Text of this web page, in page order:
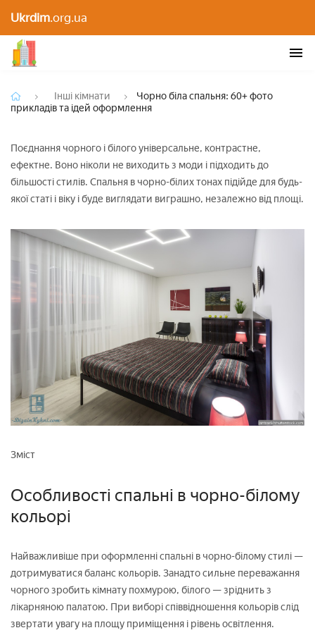
Ukrdim.org.ua
оформлення
Інші кімнати
Чорно біла спальня: 60+ фото
прикладів та ідей оформлення
Поєднання чорного і білого універсальне, контрастне,
ефектне. Воно ніколи не виходить з моди і підходить до
більшості стилів. Спальня в чорно-білих тонах підійде для будь-
якої статі і віку і буде виглядати виграшно, незалежно від площі.
Зміст
Особливості спальні в чорно-білому
кольорі
Найважливіше при оформленні спальні в чорно-білому стилі —
дотримуватися баланс кольорів. Занадто сильне переважання
чорного зробить кімнату похмурою, білого — зріднить з
лікарняною палатою. При виборі співвідношення кольорів слід
звертати увагу на площу приміщення і рівень освітлення.